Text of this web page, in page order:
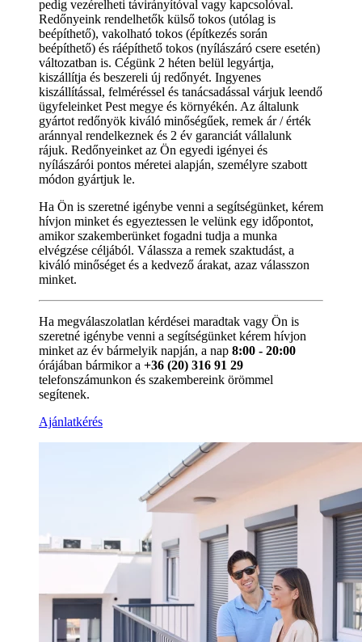
pedig vezérelheti távirányítóval vagy kapcsolóval.
Redőnyeink rendelhetők külső tokos (utólag is
beépíthető), vakolható tokos (építkezés során
beépíthető) és ráépíthető tokos (nyílászáró csere esetén)
változatban is. Cégünk 2 héten belül legyártja,
kiszállítja és beszereli új redőnyét. Ingyenes
kiszállítással, felméréssel és tanácsadással várjuk leendő
ügyfeleinket Pest megye és környékén. Az általunk
gyártot redőnyök kiváló minőségűek, remek ár / érték
aránnyal rendelkeznek és 2 év garanciát vállalunk
rájuk. Redőnyeinket az Ön egyedi igényei és
nyílászárói pontos méretei alapján, személyre szabott
módon gyártjuk le.
Ha Ön is szeretné igénybe venni a segítségünket, kérem
hívjon minket és egyeztessen le velünk egy időpontot,
amikor szakemberünket fogadni tudja a munka
elvégzése céljából. Válassza a remek szaktudást, a
kiváló minőséget és a kedvező árakat, azaz válasszon
minket.
Ha megválaszolatlan kérdései maradtak vagy Ön is
szeretné igénybe venni a segítségünket kérem hívjon
minket az év bármelyik napján, a nap 8:00 - 20:00
órájában bármikor a +36 (20) 316 91 29
telefonszámunkon és szakembereink örömmel
segítenek.
Ajánlatkérés